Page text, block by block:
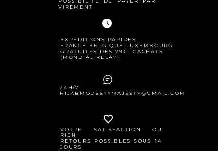
24H/7
HIJABMODESTYMAJESTY@GMAIL.COM
watch_later
EXPÉDITIONS RAPIDES
FRANCE BELGIQUE LUXEMBOURG
GRATUITES DÈS 79€ D'ACHATS
(MONDIAL RELAY)
favorite_border
VOTRE SATISFACTION OU
RIEN
RETOURS POSSIBLES SOUS 14
JOURS
VIREMENT